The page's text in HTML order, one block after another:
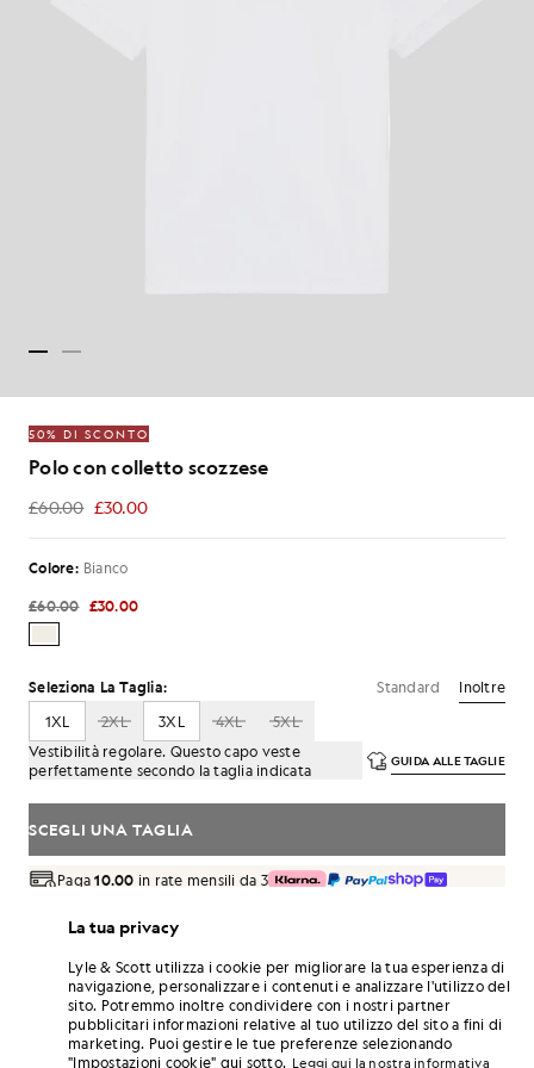
50% DI SCONTO
Polo con colletto scozzese
£60.00 £30.00
£30.00
Colore: Bianco
£60.00 £30.00
Seleziona La Taglia: Standard
Inoltre
1XL
2XL 3XL 4XL
5XL
Vestibilità regolare. Questo capo veste
perfettamente secondo la taglia indicata
GUIDA ALLE TAGLIE
SCEGLI UNA TAGLIA
Paga10.00 in rate mensili da 3
Consegna a domicilio e punti di ritiro. Resi e cambi gratuiti.
Guadagna il doppio! Con questo acquisto ottieni
punti180.
6 points = 1,00 £
ISCRIVITI
DETTAGLI DEL PRODOTTO
La tua privacy
Lyle & Scott utilizza i cookie per migliorare la tua esperienza di
navigazione, personalizzare i contenuti e analizzare l'utilizzo del
sito. Potremmo inoltre condividere con i nostri partner
pubblicitari informazioni relative al tuo utilizzo del sito a fini di
marketing. Puoi gestire le tue preferenze selezionando
"Impostazioni cookie" qui sotto. Leggi qui la nostra informativa